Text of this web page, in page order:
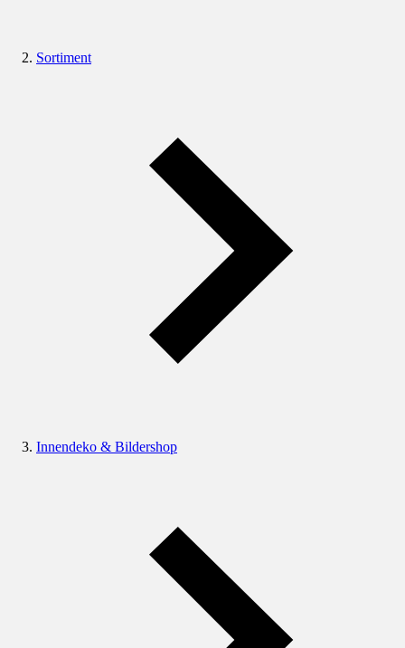
Sortiment
Innendeko & Bildershop